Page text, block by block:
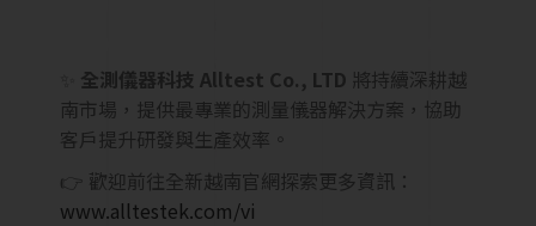
全測儀器科技 Alltest Co., LTD 將持續深耕越
南市場，提供最專業的測量儀器解決方案，協助
客戶提升研發與生產效率。
👉 歡迎前往全新越南官網探索更多資訊：
www.alltestek.com/vi